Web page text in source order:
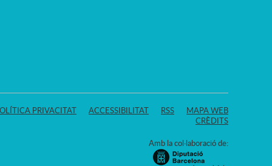
PRIVACITAT ACCESSIBILITAT RSS
MAPA WEB
CRÈDITS
Amb la col·laboració de: